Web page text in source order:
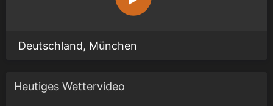
Deutschland, München
Heutiges Wettervideo